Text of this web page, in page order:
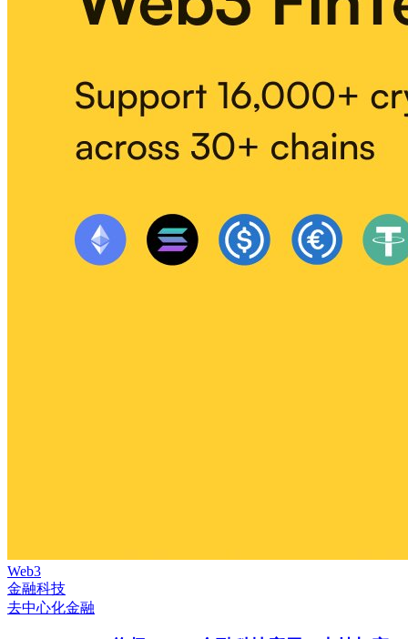
Web3
金融科技
去中心化金融